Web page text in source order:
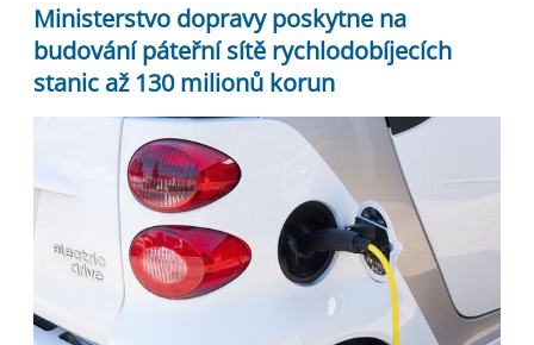
Ministerstvo dopravy poskytne na
budování páteřní sítě rychlodobíjecích
stanic až 130 milionů korun